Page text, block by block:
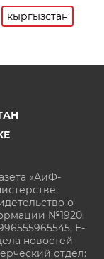
кыргызстан
«АиФ-
о
№1920.
E-
новостей
отдел: